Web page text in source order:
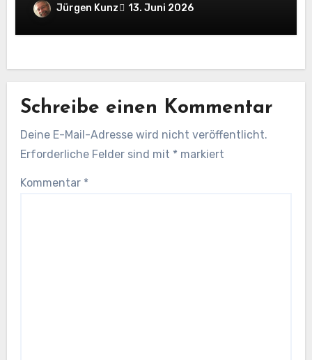
Jürgen Kunz 13. Juni 2026
Schreibe einen Kommentar
Deine E-Mail-Adresse wird nicht veröffentlicht.
Erforderliche Felder sind mit * markiert
Kommentar *